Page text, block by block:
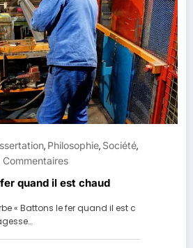
, Philosophie, Société,
Commentaires
quand il est chaud
« Battons le fer quand il est c